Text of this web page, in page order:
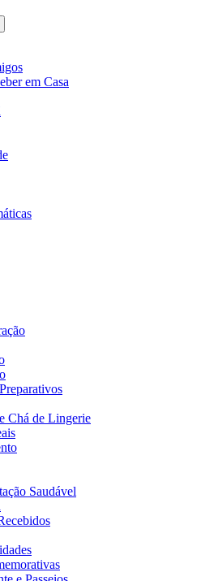
em Casa
Chá de Lingerie
Saudável
e Passeios